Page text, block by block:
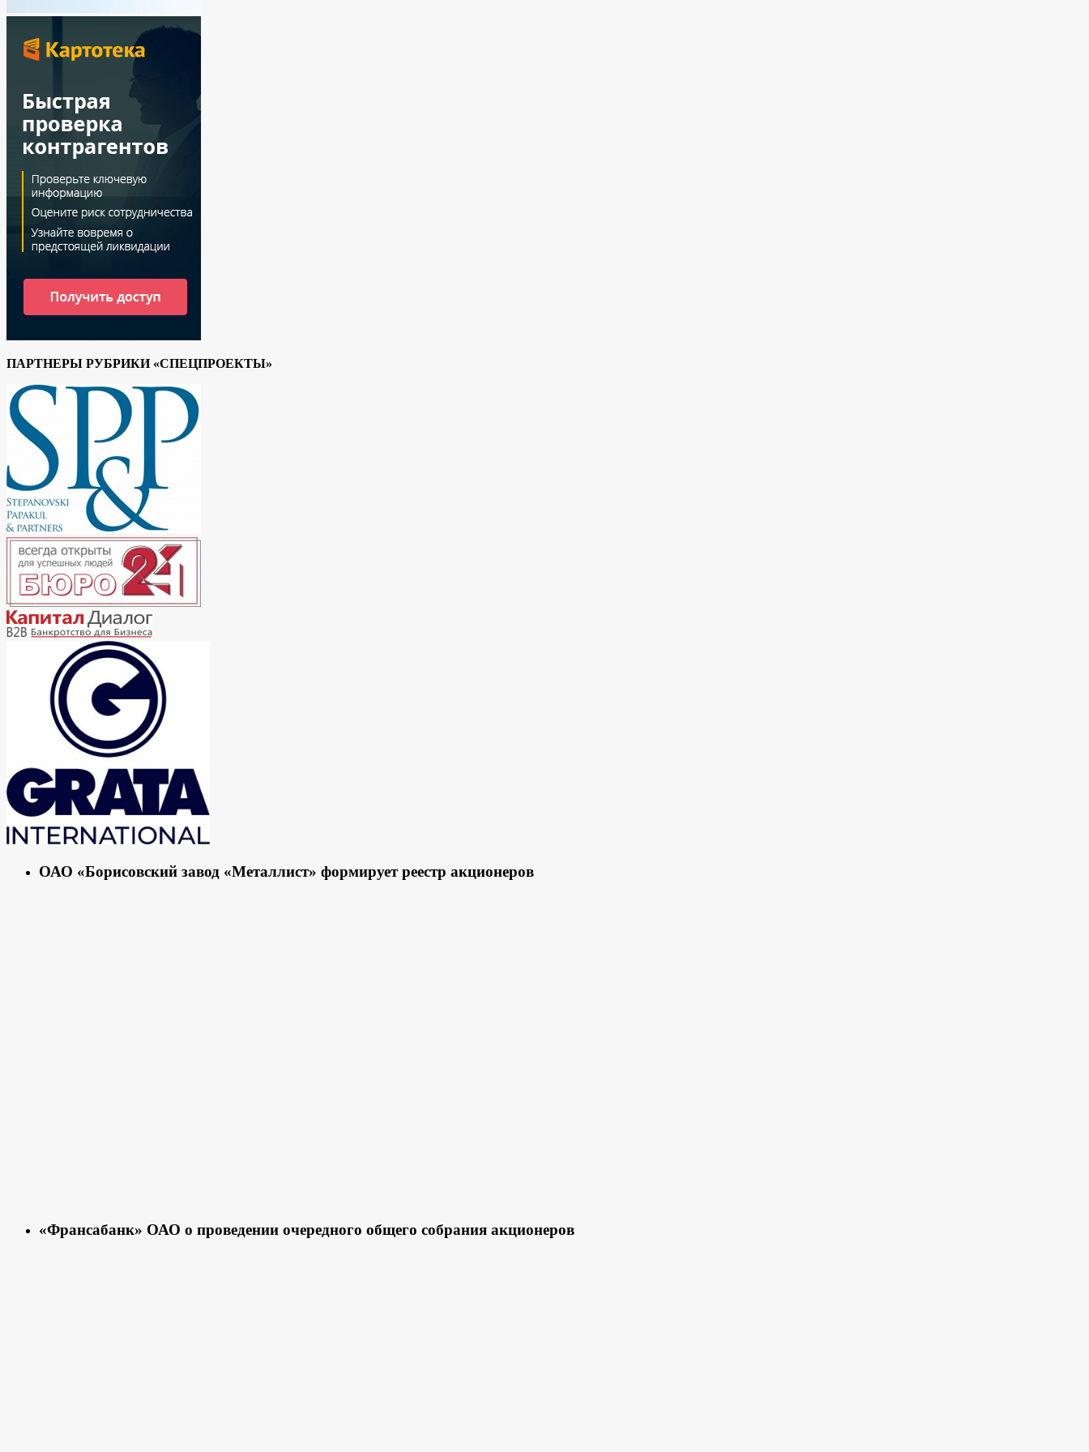
ПАРТНЕРЫ РУБРИКИ «СПЕЦПРОЕКТЫ»
ОАО «Борисовский завод «Металлист» формирует реестр акционеров
«Франсабанк» ОАО о проведении очередного общего собрания акционеров